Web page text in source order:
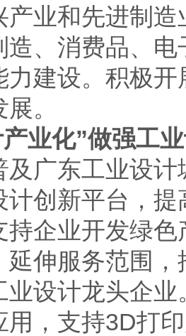
产业和先进制
造、消费品、
力建设。积极
。
业化”做强工
及广东工业设
计创新平台，
持企业开发绿
延伸服务范围
业设计龙头企
用，支持3D打